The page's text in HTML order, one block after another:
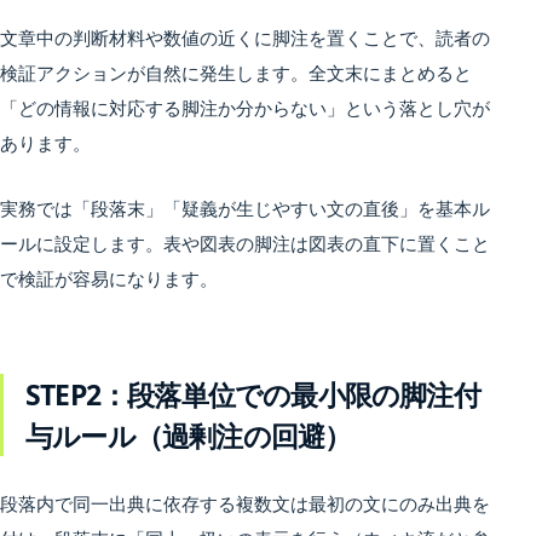
文章中の判断材料や数値の近くに脚注を置くことで、読者の
検証アクションが自然に発生します。全文末にまとめると
「どの情報に対応する脚注か分からない」という落とし穴が
あります。
実務では「段落末」「疑義が生じやすい文の直後」を基本ル
ールに設定します。表や図表の脚注は図表の直下に置くこと
で検証が容易になります。
STEP2：段落単位での最小限の脚注付
与ルール（過剰注の回避）
段落内で同一出典に依存する複数文は最初の文にのみ出典を